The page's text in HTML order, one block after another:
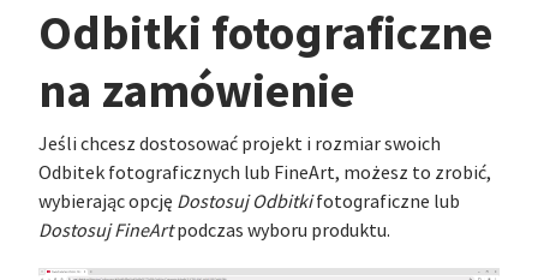
Odbitki fotograficzne
na zamówienie
Jeśli chcesz dostosować projekt i rozmiar swoich
Odbitek fotograficznych lub FineArt, możesz to zrobić,
wybierając opcję Dostosuj Odbitkifotograficzne lub
Dostosuj FineArtpodczas wyboru produktu.